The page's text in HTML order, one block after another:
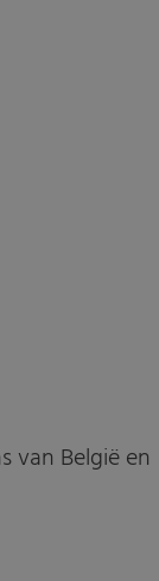
van België en